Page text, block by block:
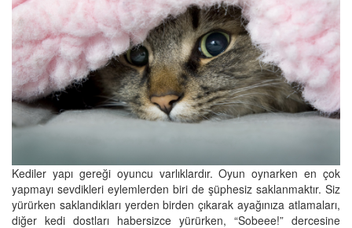
Kediler yapı gereği oyuncu varlıklardır. Oyun oynarken en çok
yapmayı sevdikleri eylemlerden biri de şüphesiz saklanmaktır. Siz
yürürken saklandıkları yerden birden çıkarak ayağınıza atlamaları,
diğer kedi dostları habersizce yürürken, “Sobeee!” dercesine